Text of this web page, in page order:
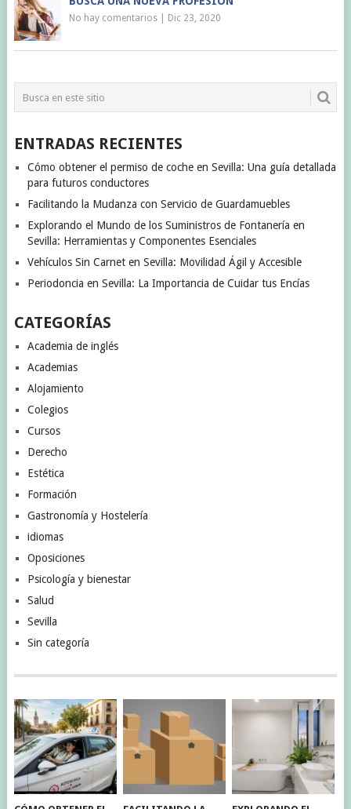
No hay comentarios| Dic 23, 2020
ENTRADAS RECIENTES
Cómo obtener el permiso de coche en Sevilla: Una guía detallada
para futuros conductores
Facilitando la Mudanza con Servicio de Guardamuebles
Explorando el Mundo de los Suministros de Fontanería en
Sevilla: Herramientas y Componentes Esenciales
Vehículos Sin Carnet en Sevilla: Movilidad Ágil y Accesible
Periodoncia en Sevilla: La Importancia de Cuidar tus Encías
CATEGORÍAS
Academia de inglés
Academias
Alojamiento
Colegios
Cursos
Derecho
Estética
Formación
Gastronomía y Hostelería
idiomas
Oposiciones
Psicología y bienestar
Salud
Sevilla
Sin categoría